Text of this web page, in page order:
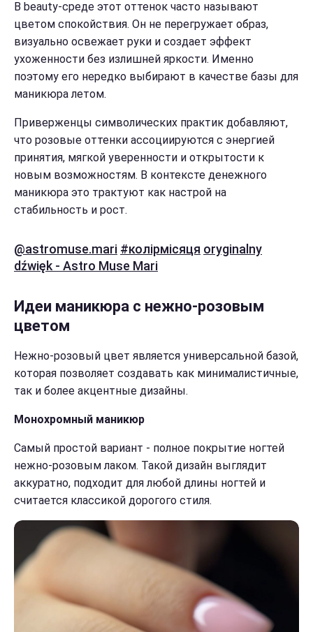
В beauty-среде этот оттенок часто называют
цветом спокойствия. Он не перегружает образ,
визуально освежает руки и создает эффект
ухоженности без излишней яркости. Именно
поэтому его нередко выбирают в качестве базы для
маникюра летом.
Приверженцы символических практик добавляют,
что розовые оттенки ассоциируются с энергией
принятия, мягкой уверенности и открытости к
новым возможностям. В контексте денежного
маникюра это трактуют как настрой на
стабильность и рост.
@astromuse.mari #колірмісяця oryginalny
dźwięk - Astro Muse Mari
Идеи маникюра с нежно-розовым
цветом
Нежно-розовый цвет является универсальной базой,
которая позволяет создавать как минималистичные,
так и более акцентные дизайны.
Монохромный маникюр
Самый простой вариант - полное покрытие ногтей
нежно-розовым лаком. Такой дизайн выглядит
аккуратно, подходит для любой длины ногтей и
считается классикой дорогого стиля.